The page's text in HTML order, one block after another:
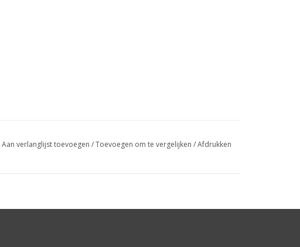
Aan verlanglijst toevoegen /Toevoegen om te vergelijken /Afdrukken